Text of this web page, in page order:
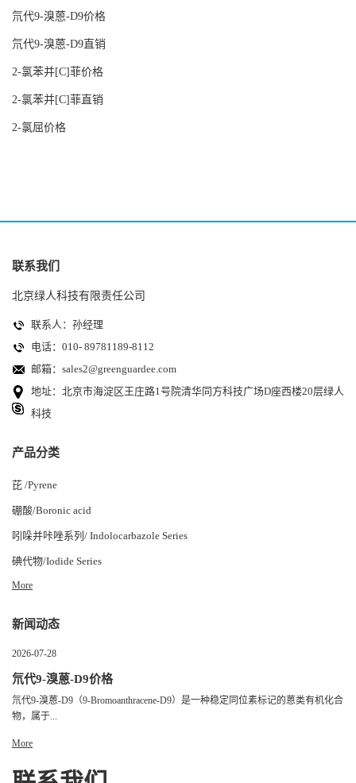
氘代9-溴蒽-D9价格
氘代9-溴蒽-D9直销
2-氯苯并[C]菲价格
2-氯苯并[C]菲直销
2-氯屈价格
联系我们
北京绿人科技有限责任公司
联系人：孙经理
电话：010- 89781189-8112
邮箱： sales2@greenguardee.com
地址：北京市海淀区王庄路1号院清华同方科技广场D座西楼20层绿人
科技
产品分类
芘 /Pyrene
硼酸/Boronic acid
吲哚并咔唑系列/ Indolocarbazole Series
碘代物/Iodide Series
More
新闻动态
2026-07-28
氘代9-溴蒽-D9价格
氘代9-溴蒽-D9（9-Bromoanthracene-D9）是一种稳定同位素标记的蒽类有机化合
物，属于...
More